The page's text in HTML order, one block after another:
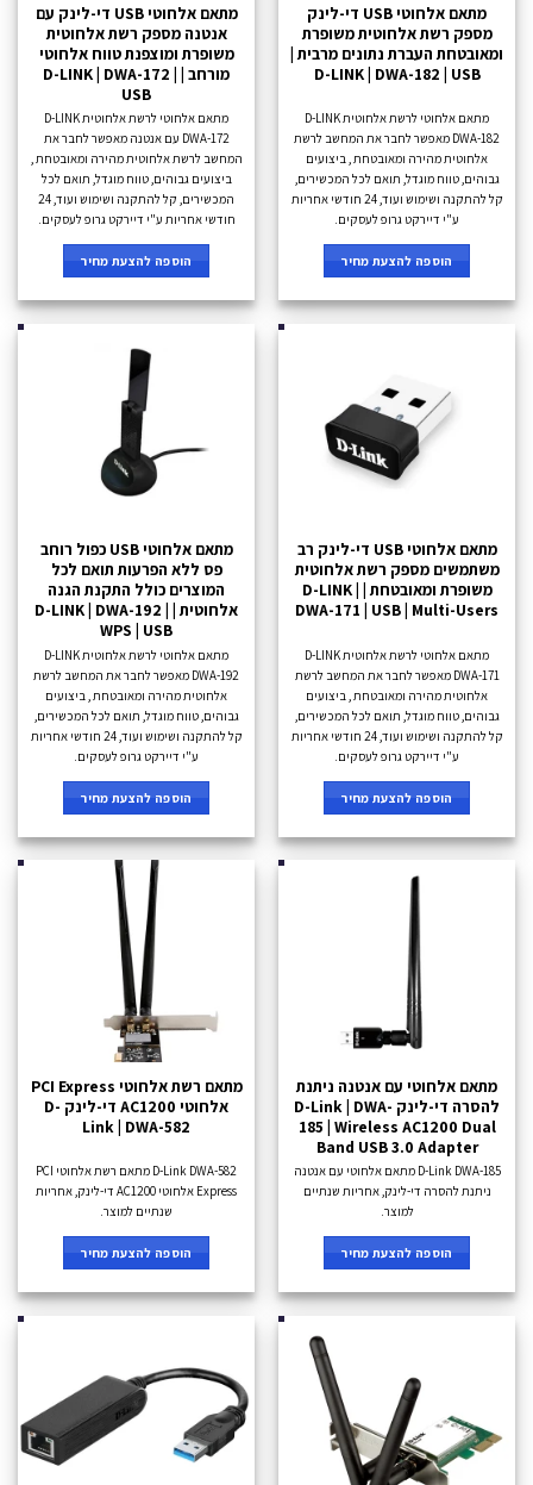
מתאם אלחוטי USB די-לינק
מספק רשת אלחוטית משופרת
ומאובטחת העברת נתונים מרבית |
D-LINK | DWA-182 | USB
מתאם אלחוטי לרשת אלחוטית D-LINK
DWA-182 מאפשר לחבר את המחשב לרשת
אלחוטית מהירה ומאובטחת , ביצועים
גבוהים, טווח מוגדל, תואם לכל המכשירים,
קל להתקנה ושימוש ועוד, 24 חודשי אחריות
ע"י דיירקט גרופ לעסקים.
הוספה להצעת מחיר
מתאם אלחוטי USB די-לינק עם
אנטנה מספק רשת אלחוטית
משופרת ומוצפנת טווח אלחוטי
מורחב | D-LINK | DWA-172 |
USB
מתאם אלחוטי לרשת אלחוטית D-LINK
DWA-172 עם אנטנה מאפשר לחבר את
המחשב לרשת אלחוטית מהירה ומאובטחת ,
ביצועים גבוהים, טווח מוגדל, תואם לכל
המכשירים, קל להתקנה ושימוש ועוד, 24
חודשי אחריות ע"י דיירקט גרופ לעסקים.
הוספה להצעת מחיר
מתאם אלחוטי USB די-לינק רב
משתמשים מספק רשת אלחוטית
משופרת ומאובטחת | D-LINK |
DWA-171 | USB | Multi-Users
מתאם אלחוטי לרשת אלחוטית D-LINK
DWA-171 מאפשר לחבר את המחשב לרשת
אלחוטית מהירה ומאובטחת , ביצועים
גבוהים, טווח מוגדל, תואם לכל המכשירים,
קל להתקנה ושימוש ועוד, 24 חודשי אחריות
ע"י דיירקט גרופ לעסקים.
הוספה להצעת מחיר
מתאם אלחוטי USB כפול רוחב
פס ללא הפרעות תואם לכל
המוצרים כולל התקנת הגנה
אלחוטית | D-LINK | DWA-192 |
WPS | USB
מתאם אלחוטי לרשת אלחוטית D-LINK
DWA-192 מאפשר לחבר את המחשב לרשת
אלחוטית מהירה ומאובטחת , ביצועים
גבוהים, טווח מוגדל, תואם לכל המכשירים,
קל להתקנה ושימוש ועוד, 24 חודשי אחריות
ע"י דיירקט גרופ לעסקים.
הוספה להצעת מחיר
מתאם אלחוטי עם אנטנה ניתנת
להסרה די-לינק D-Link | DWA-
185 | Wireless AC1200 Dual
Band USB 3.0 Adapter
D-Link DWA-185 מתאם אלחוטי עם אנטנה
ניתנת להסרה די-לינק, אחריות שנתיים
למוצר.
הוספה להצעת מחיר
מתאם רשת אלחוטי PCI Express
אלחוטי AC1200 די-לינק D-
Link | DWA-582
D-Link DWA-582 מתאם רשת אלחוטי PCI
Express אלחוטי AC1200 די-לינק, אחריות
שנתיים למוצר.
הוספה להצעת מחיר